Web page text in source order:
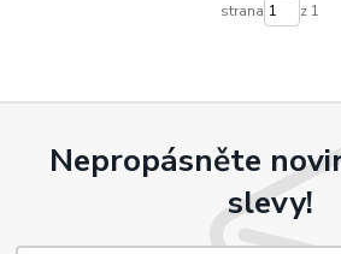
strana z 1
Nepropásněte
slevy!